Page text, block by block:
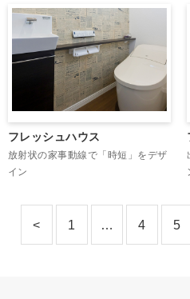
フレッシュハウス
放射状の家事動線で「時短」をデザ
イン
< 1 … 4 5